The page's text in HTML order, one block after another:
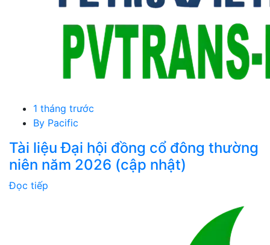
1 tháng trước
By Pacific
Tài liệu Đại hội đồng cổ đông thường
niên năm 2026 (cập nhật)
Đọc tiếp